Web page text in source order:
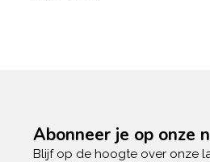
Abonneer je op onze
Blijf op de hoogte over onze